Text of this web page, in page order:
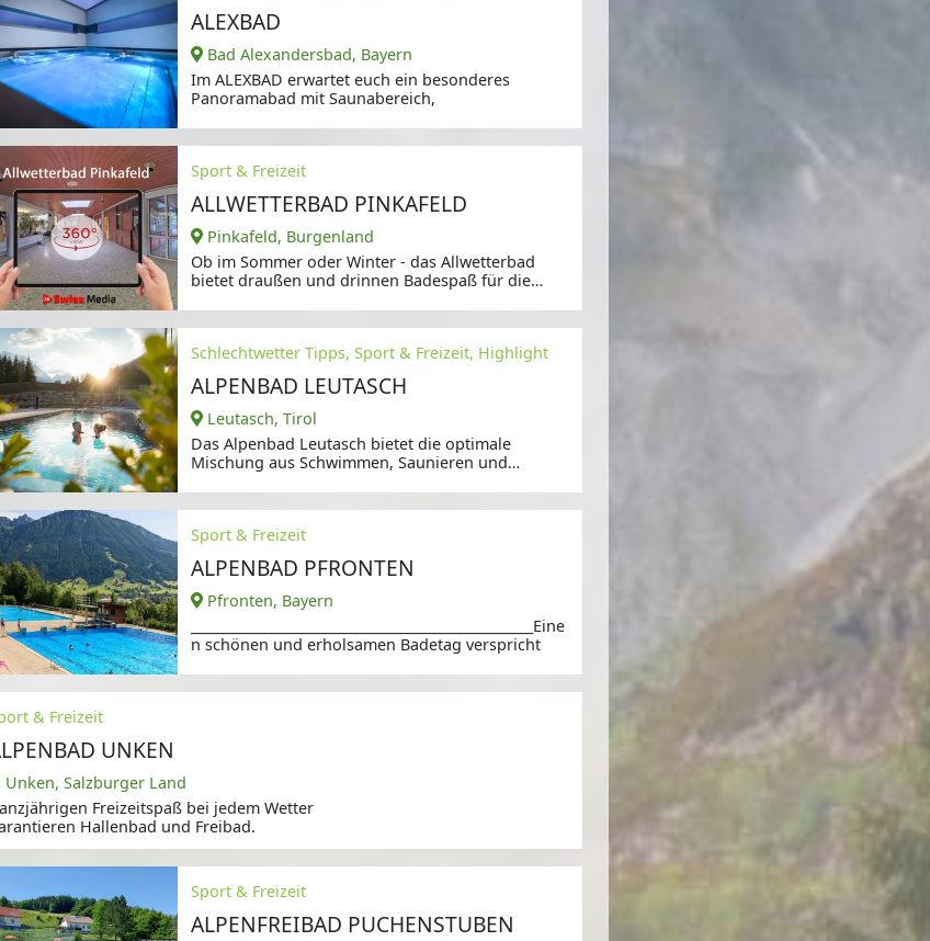
ALEXBAD
Bad Alexandersbad, Bayern
Im ALEXBAD erwartet euch ein besonderes
Panoramabad mit Saunabereich,
Sport & Freizeit
ALLWETTERBAD PINKAFELD
Pinkafeld, Burgenland
Ob im Sommer oder Winter - das Allwetterbad
bietet draußen und drinnen Badespaß für die
Schlechtwetter Tipps, Sport & Freizeit, Highlight
ALPENBAD LEUTASCH
Leutasch, Tirol
Das Alpenbad Leutasch bietet die optimale
Mischung aus Schwimmen, Saunieren und
Sport & Freizeit
ALPENBAD PFRONTEN
Pfronten, Bayern
____________________________________________________Eine
n schönen und erholsamen Badetag verspricht
& Freizeit
UNKEN
Unken, Salzburger Land
Freizeitspaß bei jedem Wetter
Hallenbad und Freibad.
Sport & Freizeit
ALPENFREIBAD PUCHENSTUBEN